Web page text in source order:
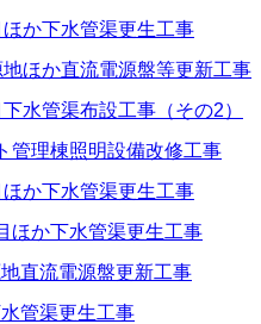
下水管渠更生工事
か直流電源盤等更新工事
管渠布設工事（その2）
理棟照明設備改修工事
下水管渠更生工事
か下水管渠更生工事
流電源盤更新工事
管渠更生工事